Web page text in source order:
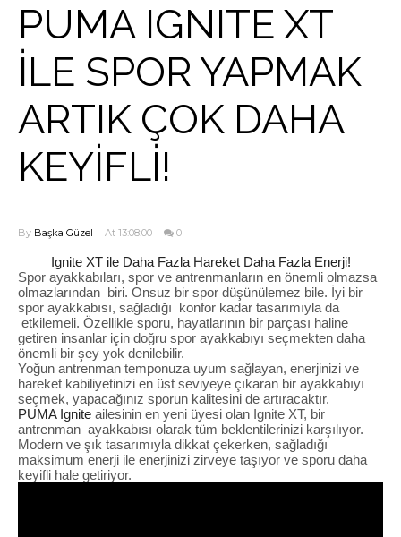
PUMA IGNITE XT
İLE SPOR YAPMAK
ARTIK ÇOK DAHA
KEYİFLİ!
By Başka Güzel At 13:08:00 0
Ignite XT ile Daha Fazla Hareket Daha Fazla Enerji!
Spor ayakkabıları, spor ve antrenmanların en önemli olmazsa
olmazlarından biri. Onsuz bir spor düşünülemez bile. İyi bir
spor ayakkabısı, sağladığı konfor kadar tasarımıyla da
etkilemeli. Özellikle sporu, hayatlarının bir parçası haline
getiren insanlar için doğru spor ayakkabıyı seçmekten daha
önemli bir şey yok denilebilir.
Yoğun antrenman temponuza uyum sağlayan, enerjinizi ve
hareket kabiliyetinizi en üst seviyeye çıkaran bir ayakkabıyı
seçmek, yapacağınız sporun kalitesini de artıracaktır.
PUMA Ignite ailesinin en yeni üyesi olan Ignite XT, bir
antrenman ayakkabısı olarak tüm beklentilerinizi karşılıyor.
Modern ve şık tasarımıyla dikkat çekerken, sağladığı
maksimum enerji ile enerjinizi zirveye taşıyor ve sporu daha
keyifli hale getiriyor.